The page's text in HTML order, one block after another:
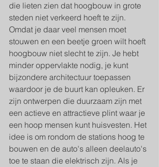
die lieten zien dat hoogbouw in grote
steden niet verkeerd hoeft te zijn.
Omdat je daar veel mensen moet
stouwen en een beetje groen wilt hoeft
hoogbouw niet slecht te zijn. Je hebt
minder oppervlakte nodig, je kunt
bijzondere architectuur toepassen
waardoor je de buurt kan opleuken. Er
zijn ontwerpen die duurzaam zijn met
een actieve en attractieve plint waar je
een hoop mensen kunt huisvesten. Het
idee is om rondom de stations hoog te
bouwen en de auto's alleen deelauto's
toe te staan die elektrisch zijn. Als je